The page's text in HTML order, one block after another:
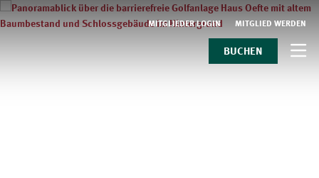
MITGLIEDER LOGIN MITGLIED WERDEN
BUCHEN